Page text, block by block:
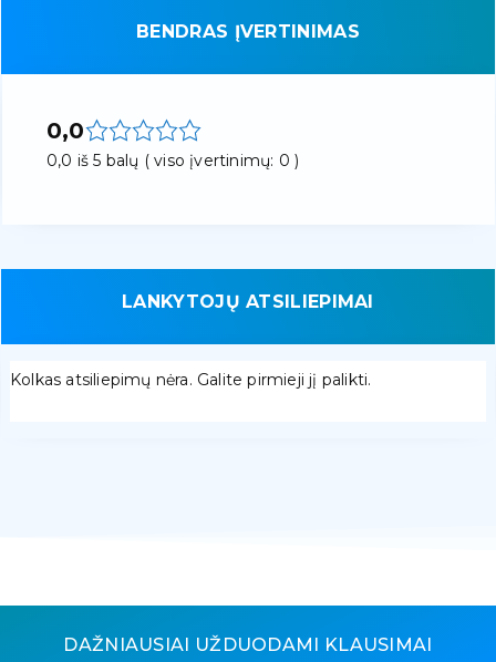
BENDRAS ĮVERTINIMAS
0,0
0,0 iš 5 balų ( viso įvertinimų: 0 )
LANKYTOJŲ ATSILIEPIMAI
Kolkas atsiliepimų nėra. Galite pirmieji jį palikti.
DAŽNIAUSIAI UŽDUODAMI KLAUSIMAI